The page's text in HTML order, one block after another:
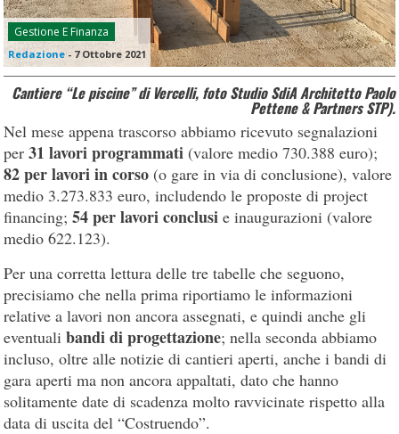
Gestione E Finanza
Redazione- 7 Ottobre 2021
Cantiere “Le piscine” di Vercelli, foto Studio SdiA Architetto Paolo
Pettene & Partners STP).
Nel mese appena trascorso abbiamo ricevuto segnalazioni
per31 lavori programmati (valore medio 730.388 euro);
82 per lavori in corso (o gare in via di conclusione), valore
medio 3.273.833 euro, includendo le proposte di project
financing;54 per lavori conclusi e inaugurazioni (valore
medio 622.123).
Per una corretta lettura delle tre tabelle che seguono,
precisiamo che nella prima riportiamo le informazioni
relative a lavori non ancora assegnati, e quindi anche gli
eventualibandi di progettazione; nella seconda abbiamo
incluso, oltre alle notizie di cantieri aperti, anche i bandi di
gara aperti ma non ancora appaltati, dato che hanno
solitamente date di scadenza molto ravvicinate rispetto alla
data di uscita del “Costruendo”.